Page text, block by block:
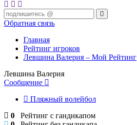
Обратная связь
Главная
Рейтинг игроков
Левшина Валерия – Мой Рейтинг
Левшина Валерия
Сообщение
Пляжный волейбол
0 Рейтинг с гандикапом